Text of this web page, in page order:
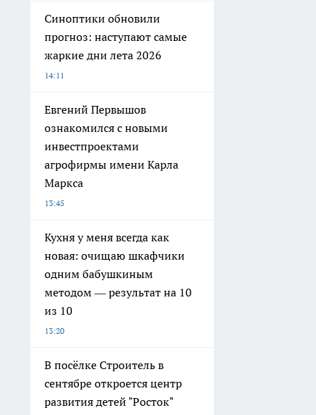
Синоптики обновили
прогноз: наступают самые
жаркие дни лета 2026
14:11
Евгений Первышов
ознакомился с новыми
инвестпроектами
агрофирмы имени Карла
Маркса
13:45
Кухня у меня всегда как
новая: очищаю шкафчики
одним бабушкиным
методом — результат на 10
из 10
13:20
В посёлке Строитель в
сентябре откроется центр
развития детей "Росток"